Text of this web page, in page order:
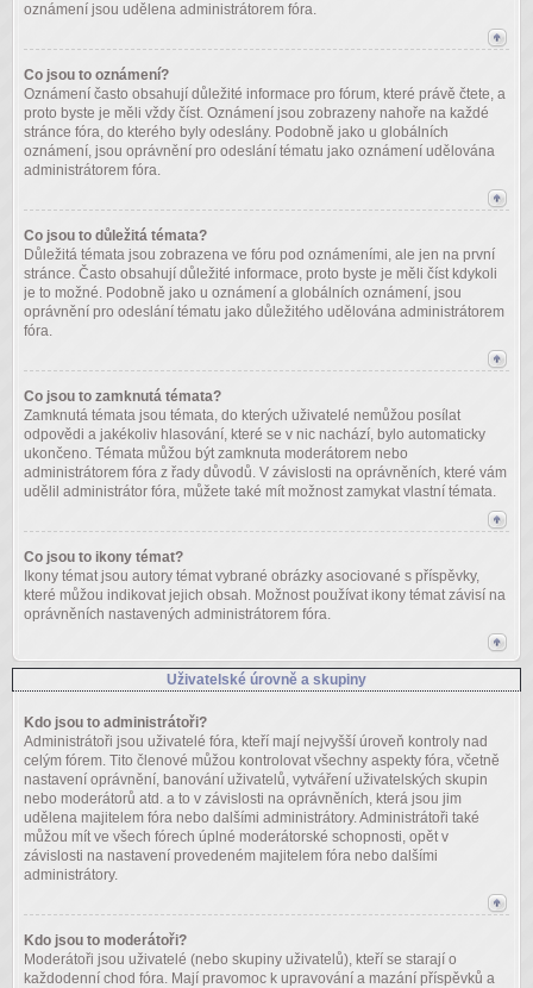
oznámení jsou udělena administrátorem fóra.
Co jsou to oznámení?
Oznámení často obsahují důležité informace pro fórum, které právě čtete, a
proto byste je měli vždy číst. Oznámení jsou zobrazeny nahoře na každé
stránce fóra, do kterého byly odeslány. Podobně jako u globálních
oznámení, jsou oprávnění pro odeslání tématu jako oznámení udělována
administrátorem fóra.
Co jsou to důležitá témata?
Důležitá témata jsou zobrazena ve fóru pod oznámeními, ale jen na první
stránce. Často obsahují důležité informace, proto byste je měli číst kdykoli
je to možné. Podobně jako u oznámení a globálních oznámení, jsou
oprávnění pro odeslání tématu jako důležitého udělována administrátorem
fóra.
Co jsou to zamknutá témata?
Zamknutá témata jsou témata, do kterých uživatelé nemůžou posílat
odpovědi a jakékoliv hlasování, které se v nic nachází, bylo automaticky
ukončeno. Témata můžou být zamknuta moderátorem nebo
administrátorem fóra z řady důvodů. V závislosti na oprávněních, které vám
udělil administrátor fóra, můžete také mít možnost zamykat vlastní témata.
Co jsou to ikony témat?
Ikony témat jsou autory témat vybrané obrázky asociované s příspěvky,
které můžou indikovat jejich obsah. Možnost používat ikony témat závisí na
oprávněních nastavených administrátorem fóra.
Uživatelské úrovně a skupiny
Kdo jsou to administrátoři?
Administrátoři jsou uživatelé fóra, kteří mají nejvyšší úroveň kontroly nad
celým fórem. Tito členové můžou kontrolovat všechny aspekty fóra, včetně
nastavení oprávnění, banování uživatelů, vytváření uživatelských skupin
nebo moderátorů atd. a to v závislosti na oprávněních, která jsou jim
udělena majitelem fóra nebo dalšími administrátory. Administrátoři také
můžou mít ve všech fórech úplné moderátorské schopnosti, opět v
závislosti na nastavení provedeném majitelem fóra nebo dalšími
administrátory.
Kdo jsou to moderátoři?
Moderátoři jsou uživatelé (nebo skupiny uživatelů), kteří se starají o
každodenní chod fóra. Mají pravomoc k upravování a mazání příspěvků a